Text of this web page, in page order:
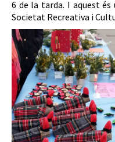
6 de la tarda. I aquest
Societat Recreativa i